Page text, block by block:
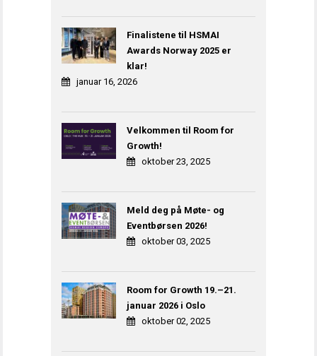
Finalistene til HSMAI
Awards Norway 2025 er
klar!
januar 16, 2026
Velkommen til Room for
Growth!
oktober 23, 2025
Meld deg på Møte- og
Eventbørsen 2026!
oktober 03, 2025
Room for Growth 19.–21.
januar 2026 i Oslo
oktober 02, 2025